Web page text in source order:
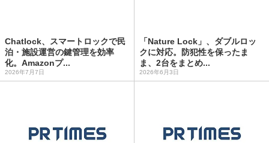
Chatlock、スマートロックで民
泊・施設運営の鍵管理を効率
化。Amazonプ...
2026年7月7日
「Nature Lock」、ダブルロッ
クに対応。防犯性を保ったま
ま、2台をまとめ...
2026年6月3日